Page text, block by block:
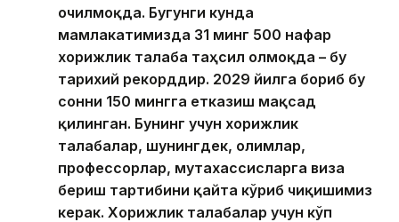
очилмоқда. Бугунги кунда
мамлакатимизда 31 минг 500 нафар
хорижлик талаба таҳсил олмоқда – бу
тарихий рекорддир. 2029 йилга бориб бу
сонни 150 мингга етказиш мақсад
қилинган. Бунинг учун хорижлик
талабалар, шунингдек, олимлар,
профессорлар, мутахассисларга виза
бериш тартибини қайта кўриб чиқишимиз
керак. Хорижлик талабалар учун кўп